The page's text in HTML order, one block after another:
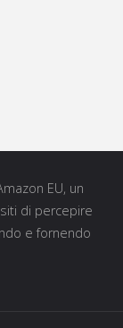
EU, un
di percepire
e fornendo